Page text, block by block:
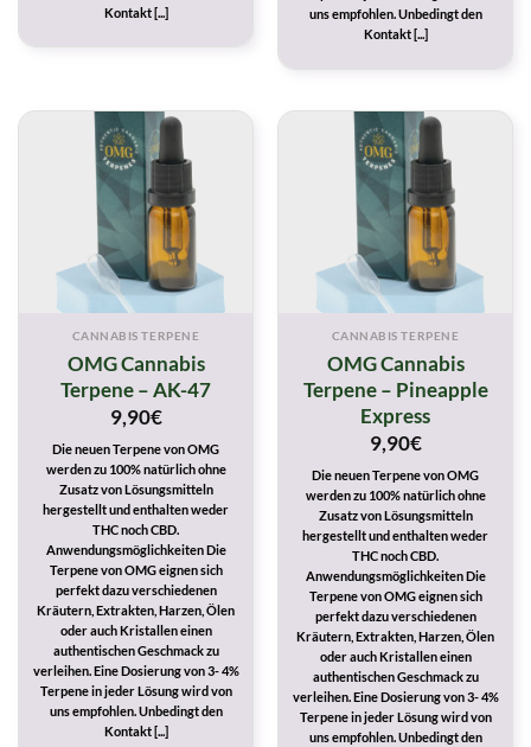
Kontakt [...]
uns empfohlen. Unbedingt den
Kontakt [...]
CANNABIS TERPENE
OMG Cannabis
Terpene – AK-47
9,90€
Die neuen Terpene von OMG
werden zu 100% natürlich ohne
Zusatz von Lösungsmitteln
hergestellt und enthalten weder
THC noch CBD.
Anwendungsmöglichkeiten Die
Terpene von OMG eignen sich
perfekt dazu verschiedenen
Kräutern, Extrakten, Harzen, Ölen
oder auch Kristallen einen
authentischen Geschmack zu
verleihen. Eine Dosierung von 3- 4%
Terpene in jeder Lösung wird von
uns empfohlen. Unbedingt den
Kontakt [...]
CANNABIS TERPENE
OMG Cannabis
Terpene – Pineapple
Express
9,90€
Die neuen Terpene von OMG
werden zu 100% natürlich ohne
Zusatz von Lösungsmitteln
hergestellt und enthalten weder
THC noch CBD.
Anwendungsmöglichkeiten Die
Terpene von OMG eignen sich
perfekt dazu verschiedenen
Kräutern, Extrakten, Harzen, Ölen
oder auch Kristallen einen
authentischen Geschmack zu
verleihen. Eine Dosierung von 3- 4%
Terpene in jeder Lösung wird von
uns empfohlen. Unbedingt den